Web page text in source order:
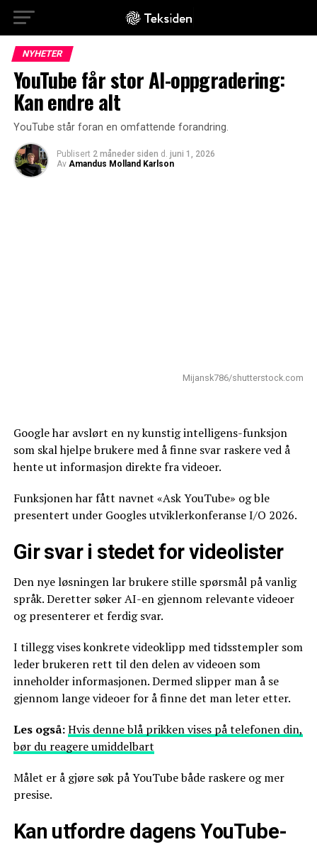
NYHETER
YouTube får stor AI-oppgradering:
Kan endre alt
YouTube står foran en omfattende forandring.
Publisert 2 måneder siden d. juni 1, 2026
Av Amandus Molland Karlson
Mijansk786/shutterstock.com
Google har avslørt en ny kunstig intelligens-funksjon
som skal hjelpe brukere med å finne svar raskere ved å
hente ut informasjon direkte fra videoer.
Funksjonen har fått navnet «Ask YouTube» og ble
presentert under Googles utviklerkonferanse I/O 2026.
Gir svar i stedet for videolister
Den nye løsningen lar brukere stille spørsmål på vanlig
språk. Deretter søker AI-en gjennom relevante videoer
og presenterer et ferdig svar.
I tillegg vises konkrete videoklipp med tidsstempler som
leder brukeren rett til den delen av videoen som
inneholder informasjonen. Dermed slipper man å se
gjennom lange videoer for å finne det man leter etter.
Les også:Hvis denne blå prikken vises på telefonen din,
bør du reagere umiddelbart
Målet er å gjøre søk på YouTube både raskere og mer
presise.
Kan utfordre dagens YouTube-